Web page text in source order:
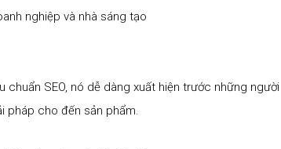
SEO, nó dễ dàng xuất hiện trước những người
pháp cho đến sản phẩm.